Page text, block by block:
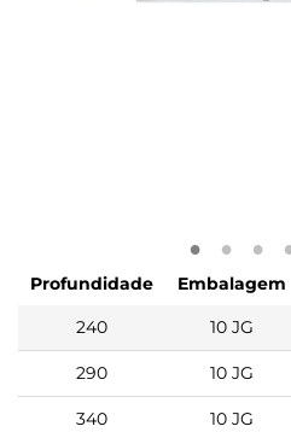
Profundidade Embalagem
240
10 JG
290 10 JG
340 10 JG